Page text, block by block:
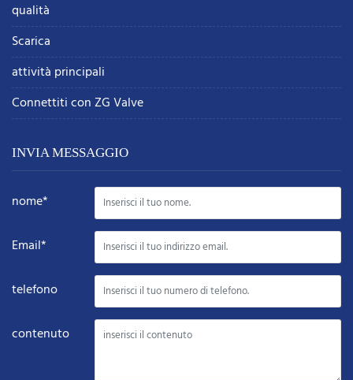
qualità
Scarica
attività principali
Connettiti con ZG Valve
INVIA MESSAGGIO
nome*
Email*
telefono
contenuto